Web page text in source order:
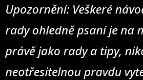
Upozornění: Veškeré
rady ohledně psaní je na
právě jako rady a tipy,
neotřesitelnou pravdu